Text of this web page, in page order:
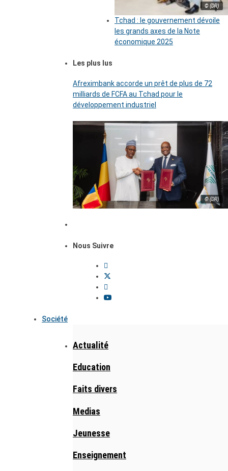
© (DR)
Tchad : le gouvernement dévoile
les grands axes de la Note
économique 2025
Les plus lus
Afreximbank accorde un prêt de plus de 72
milliards de FCFA au Tchad pour le
développement industriel
© (DR)
Nous Suivre
Société
Actualité
Education
Faits divers
Medias
Jeunesse
Enseignement